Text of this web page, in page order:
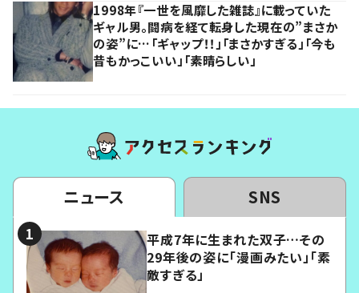
1998年『一世を風靡した雑誌』に載っていた
ギャル男。闘病を経て転身した現在の”まさか
の姿”に…「ギャップ！！」「まさかすぎる」「今も
昔もかっこいい」「素晴らしい」
ニュース SNS
平成7年に生まれた双子…その
29年後の姿に「漫画みたい」「素
敵すぎる」